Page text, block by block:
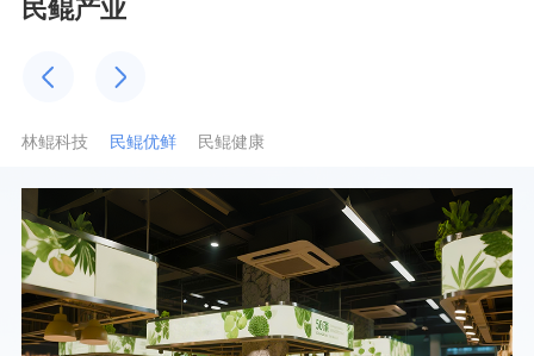
民鲲产业
林鲲科技 民鲲优鲜 民鲲健康